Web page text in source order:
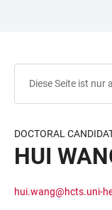
Diese Seite ist nur
DOCTORAL
HUI
hui.wang@hcts.uni-